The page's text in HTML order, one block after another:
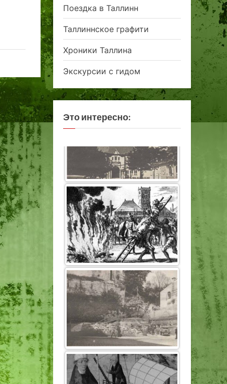
Поездка в Таллинн
Таллиннское графити
Хроники Таллина
Экскурсии с гидом
Это интересно: